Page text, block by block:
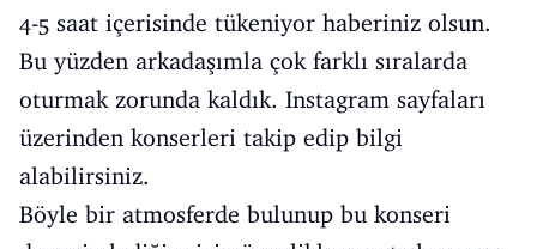
4-5 saat içerisinde tükeniyor haberiniz olsun.
Bu yüzden arkadaşımla çok farklı sıralarda
oturmak zorunda kaldık. Instagram sayfaları
üzerinden konserleri takip edip bilgi
alabilirsiniz.
Böyle bir atmosferde bulunup bu konseri